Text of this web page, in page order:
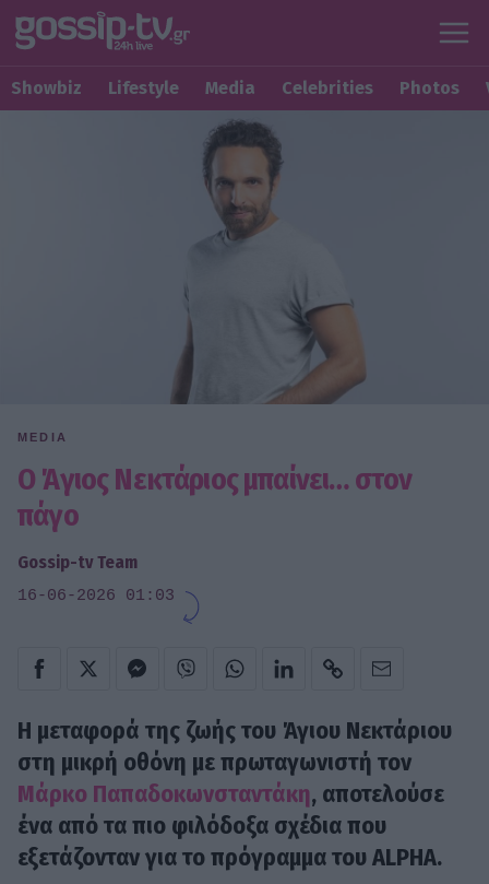
Showbiz Lifestyle Media Celebrities Photos
MEDIA
Ο Άγιος Νεκτάριος μπαίνει… στον
πάγο
Gossip-tv Team
16-06-2026 01:03
Η μεταφορά της ζωής του Άγιου Νεκτάριου
στη μικρή οθόνη με πρωταγωνιστή τον
Μάρκο Παπαδοκωνσταντάκη, αποτελούσε
ένα από τα πιο φιλόδοξα σχέδια που
εξετάζονταν για το πρόγραμμα του ALPHA.